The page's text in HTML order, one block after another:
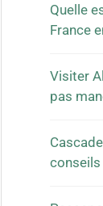
Quelle
France
Visiter
pas